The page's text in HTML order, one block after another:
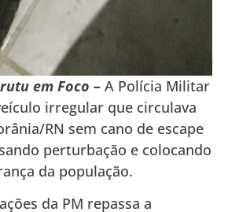
em Foco – A Polícia Militar
irregular que circulava
RN sem cano de escape
perturbação e colocando
da população.
da PM repassa a